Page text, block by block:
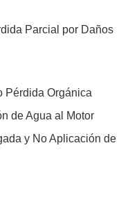
Parcial por Daños
Pérdida Orgánica
de Agua al Motor
y No Aplicación de